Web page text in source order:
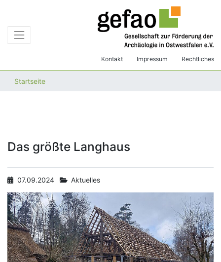
Kontakt Impressum Rechtliches
Startseite
Das größte Langhaus
07.09.2024 Aktuelles